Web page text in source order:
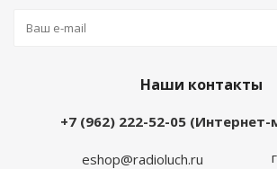
Наши контакты
+7 (962) 222-52-05
eshop@radioluch.ru